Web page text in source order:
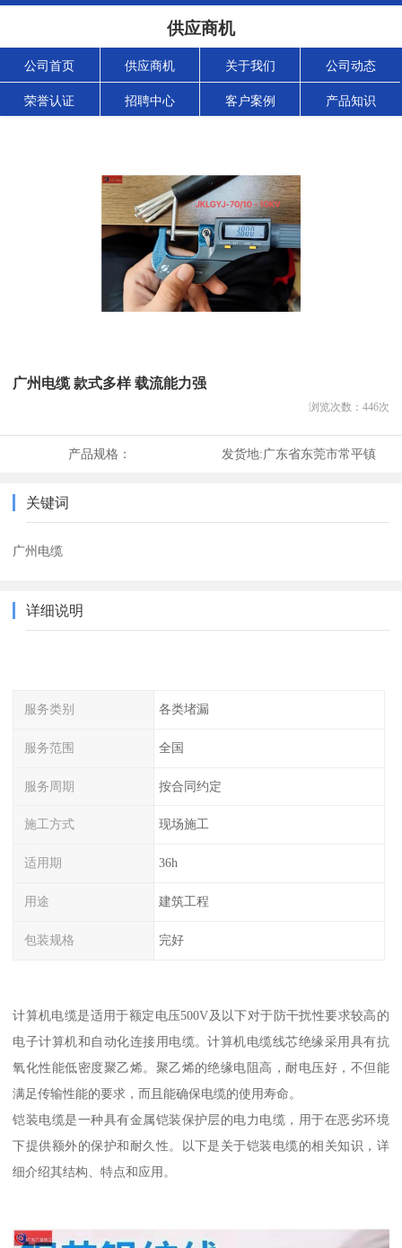
供应商机
公司首页 供应商机 关于我们 公司动态
荣誉认证 招聘中心 客户案例 产品知识
广州电缆 款式多样 载流能力强
浏览次数： 446次
产品规格： 发货地:广东省东莞市常平镇
关键词
广州电缆
详细说明
服务类别 各类堵漏
服务范围 全国
服务周期 按合同约定
施工方式 现场施工
适用期 36h
用途 建筑工程
包装规格 完好
计算机电缆是适用于额定电压500V及以下对于防干扰性要求较高的
电子计算机和自动化连接用电缆。计算机电缆线芯绝缘采用具有抗
氧化性能低密度聚乙烯。聚乙烯的绝缘电阻高，耐电压好，不但能
满足传输性能的要求，而且能确保电缆的使用寿命。
铠装电缆是一种具有金属铠装保护层的电力电缆，用于在恶劣环境
下提供额外的保护和耐久性。以下是关于铠装电缆的相关知识，详
细介绍其结构、特点和应用。